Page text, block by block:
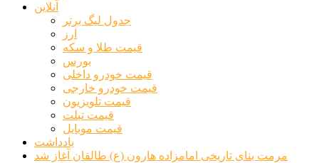
آنلاین
جدول لیگ برتر
ارز
قیمت طلا و سکه
بورس
قیمت خودرو داخلی
قیمت خودرو خارجی
قیمت تلویزیون
قیمت تبلت
قیمت موبایل
یادداشت
مرمت بنای تاریخی امامزاده هارون (ع) طالقان آغاز شد